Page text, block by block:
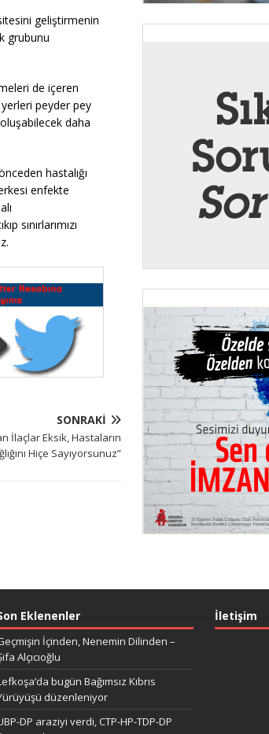
geliştirmenin
grubunu
de içeren
peyder pey
daha
hastalığı
enfekte
sınırlarımızı
SONRAKI
İlaçlar Eksik, Hastaların
Hiçe Sayıyorsunuz”
Eklenenler
İçinden, Nenemin Dilinden –
Alçıcıoğlu
bugün Bağımsız Kıbrıs
düzenleniyor
DP araziyi verdi, CTP-HP-TDP-DP
İletişim